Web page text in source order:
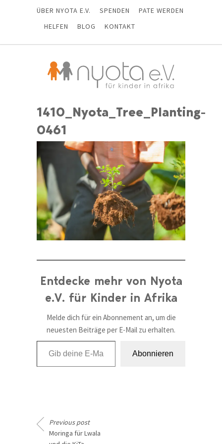
ÜBER NYOTA E.V. SPENDEN
PATE WERDEN
HELFEN
BLOG KONTAKT
1410_Nyota_Tree_Planting-
0461
Entdecke mehr von Nyota
e.V. für Kinder in Afrika
Melde dich für ein Abonnement an, um die
neuesten Beiträge per E-Mail zu erhalten.
Gib deine E-Mail-Adresse ein ...
Abonnieren
Previous post
Moringa für Lwala